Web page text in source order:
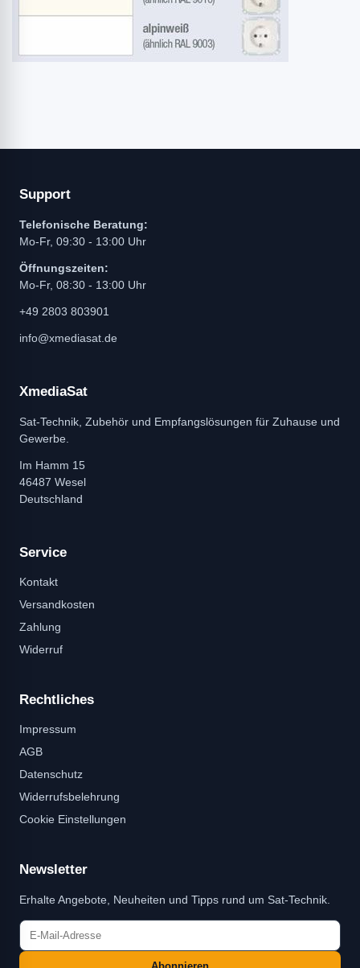
Support
Telefonische Beratung:
Mo-Fr, 09:30 - 13:00 Uhr
Öffnungszeiten:
Mo-Fr, 08:30 - 13:00 Uhr
+49 2803 803901
info@xmediasat.de
XmediaSat
Sat-Technik, Zubehör und Empfangslösungen für Zuhause und
Gewerbe.
Im Hamm 15
46487 Wesel
Deutschland
Service
Kontakt
Versandkosten
Zahlung
Widerruf
Rechtliches
Impressum
AGB
Datenschutz
Widerrufsbelehrung
Cookie Einstellungen
Newsletter
Erhalte Angebote, Neuheiten und Tipps rund um Sat-Technik.
Abonnieren